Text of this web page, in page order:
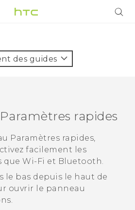
des guides
Paramètres rapides
Paramètres rapides,
facilement les
que Wi‍-Fi et Bluetooth.
le bas depuis le haut de
ouvrir le panneau